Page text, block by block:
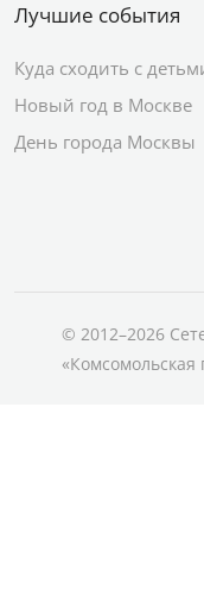
Лучшие события
Куда сходить с
Новый год в Москве
День города Москвы
© 2012–2026
«Комсомольская